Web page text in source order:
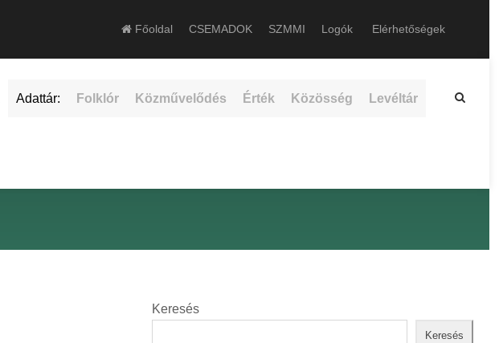
Főoldal CSEMADOK SZMMI Logók Elérhetőségek
Adattár: Folklór Közművelődés Érték Közösség Levéltár
Keresés
Keresés